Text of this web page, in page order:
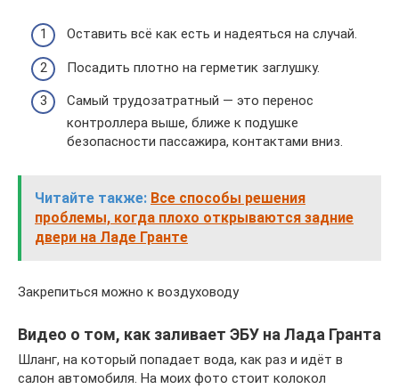
Оставить всё как есть и надеяться на случай.
Посадить плотно на герметик заглушку.
Самый трудозатратный — это перенос
контроллера выше, ближе к подушке
безопасности пассажира, контактами вниз.
Читайте также: Все способы решения
проблемы, когда плохо открываются задние
двери на Ладе Гранте
Закрепиться можно к воздуховоду
Видео о том, как заливает ЭБУ на Лада Гранта
Шланг, на который попадает вода, как раз и идёт в
салон автомобиля. На моих фото стоит колокол